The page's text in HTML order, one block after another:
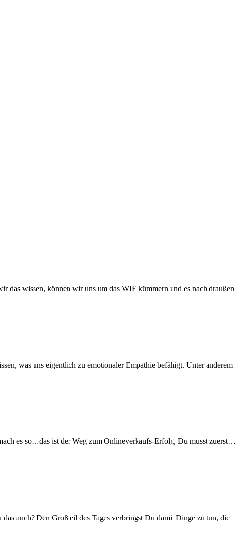
wissen, können wir uns um das WIE kümmern und es nach draußen
was uns eigentlich zu emotionaler Empathie befähigt. Unter anderem
es so…das ist der Weg zum Onlineverkaufs-Erfolg, Du musst zuerst…
auch? Den Großteil des Tages verbringst Du damit Dinge zu tun, die